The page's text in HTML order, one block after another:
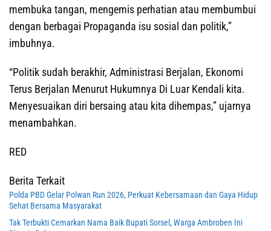
membuka tangan, mengemis perhatian atau membumbui
dengan berbagai Propaganda isu sosial dan politik,”
imbuhnya.
“Politik sudah berakhir, Administrasi Berjalan, Ekonomi
Terus Berjalan Menurut Hukumnya Di Luar Kendali kita.
Menyesuaikan diri bersaing atau kita dihempas,” ujarnya
menambahkan.
RED
Berita Terkait
Polda PBD Gelar Polwan Run 2026, Perkuat Kebersamaan dan Gaya Hidup
Sehat Bersama Masyarakat
Tak Terbukti Cemarkan Nama Baik Bupati Sorsel, Warga Ambroben Ini